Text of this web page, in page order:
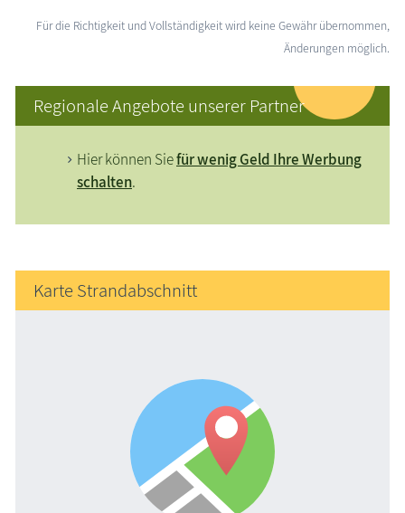
Für die Richtigkeit und Vollständigkeit wird keine Gewähr übernommen,
Änderungen möglich.
Regionale Angebote unserer Partner
Hier können Siefür wenig Geld Ihre Werbung
schalten.
Karte Strandabschnitt